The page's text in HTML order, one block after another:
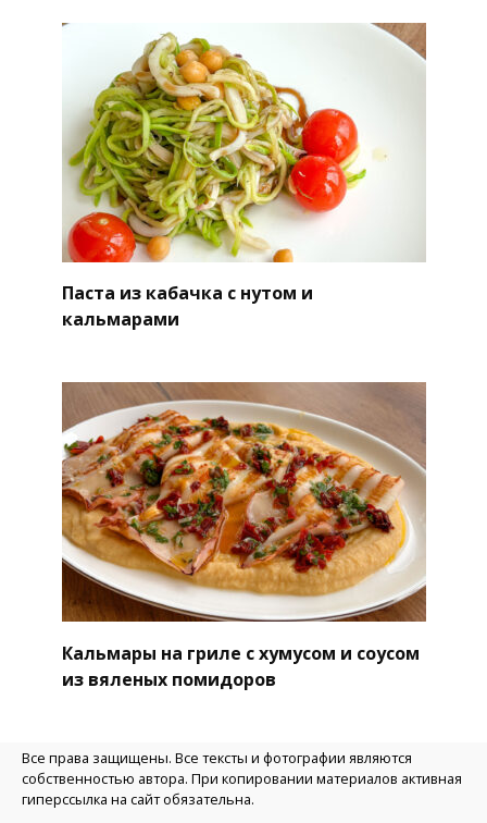
Паста из кабачка с нутом и
кальмарами
Кальмары на гриле с хумусом и соусом
из вяленых помидоров
Все права защищены. Все тексты и фотографии являются
собственностью автора. При копировании материалов активная
гиперссылка на сайт обязательна.